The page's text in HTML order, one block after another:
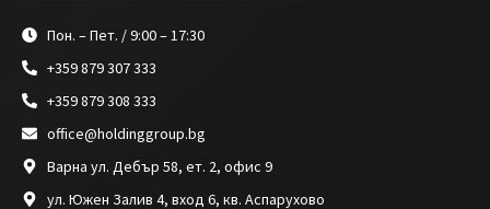
Пон. – Пет. / 9:00 – 17:30
+359 879 307 333
+359 879 308 333
office@holdinggroup.bg
Варна ул. Дебър 58, ет. 2, офис 9
ул. Южен Залив 4, вход 6, кв. Аспарухово